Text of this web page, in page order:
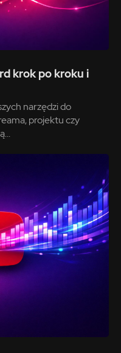
krok po kroku i
narzędzi do
projektu czy